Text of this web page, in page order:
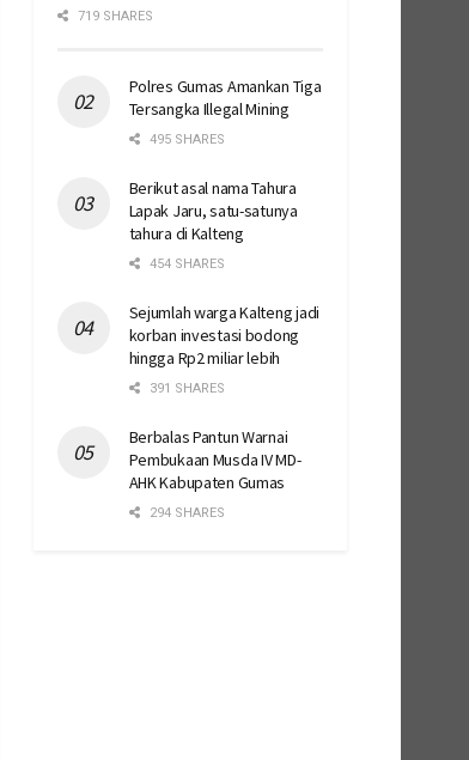
719 SHARES
Polres Gumas Amankan Tiga
Tersangka Illegal Mining
495 SHARES
Berikut asal nama Tahura
Lapak Jaru, satu-satunya
tahura di Kalteng
454 SHARES
Sejumlah warga Kalteng jadi
korban investasi bodong
hingga Rp2 miliar lebih
391 SHARES
Berbalas Pantun Warnai
Pembukaan Musda IV MD-
AHK Kabupaten Gumas
294 SHARES